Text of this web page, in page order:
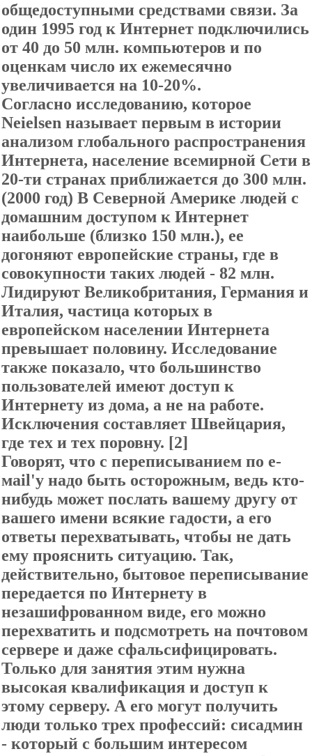
общедоступными средствами связи. За
один 1995 год к Интернет подключились
от 40 до 50 млн. компьютеров и по
оценкам число их ежемесячно
увеличивается на 10-20%.
Согласно исследованию, которое
Neielsen называет первым в истории
анализом глобального распространения
Интернета, население всемирной Сети в
20-ти странах приближается до 300 млн.
(2000 год) В Северной Америке людей с
домашним доступом к Интернет
наибольше (близко 150 млн.), ее
догоняют европейские страны, где в
совокупности таких людей - 82 млн.
Лидируют Великобритания, Германия и
Италия, частица которых в
европейском населении Интернета
превышает половину. Исследование
также показало, что большинство
пользователей имеют доступ к
Интернету из дома, а не на работе.
Исключения составляет Швейцария,
где тех и тех поровну. [2]
Говорят, что с переписыванием по е-
маіl'у надо быть осторожным, ведь кто-
нибудь может послать вашему другу от
вашего имени всякие гадости, а его
ответы перехватывать, чтобы не дать
ему прояснить ситуацию. Так,
действительно, бытовое переписывание
передается по Интернету в
незашифрованном виде, его можно
перехватить и подсмотреть на почтовом
сервере и даже сфальсифицировать.
Только для занятия этим нужна
высокая квалификация и доступ к
этому серверу. А его могут получить
люди только трех профессий: сисадмин
- который с большим интересом